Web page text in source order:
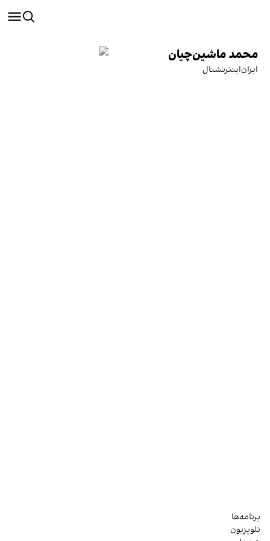
محمد ماشین‌چیان
ایران‌اینترنشنال
برنامه‌ها
تلویزیون